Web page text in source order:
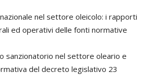
nel settore oleicolo: i rapporti
ed operativi delle fonti normative
sanzionatorio nel settore oleario e
del decreto legislativo 23